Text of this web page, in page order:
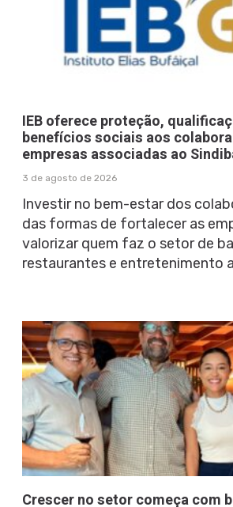
IEB oferece proteção,
benefícios sociais aos
empresas associadas ao
3 de agosto de 2026
Investir no bem-estar dos
das formas de fortalecer as
valorizar quem faz o setor de
restaurantes e entretenimento
Crescer no setor começa com